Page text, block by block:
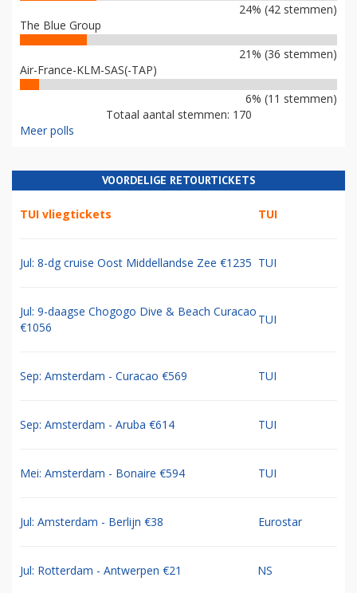
24% (42 stemmen)
The Blue Group
21% (36 stemmen)
Air-France-KLM-SAS(-TAP)
6% (11 stemmen)
Totaal aantal stemmen: 170
Meer polls
VOORDELIGE RETOURTICKETS
TUI vliegtickets TUI
Jul: 8-dg cruise Oost Middellandse Zee €1235 TUI
Jul: 9-daagse Chogogo Dive & Beach Curacao
€1056
TUI
Sep: Amsterdam - Curacao €569 TUI
Sep: Amsterdam - Aruba €614 TUI
Mei: Amsterdam - Bonaire €594 TUI
Jul: Amsterdam - Berlijn €38 Eurostar
Jul: Rotterdam - Antwerpen €21 NS